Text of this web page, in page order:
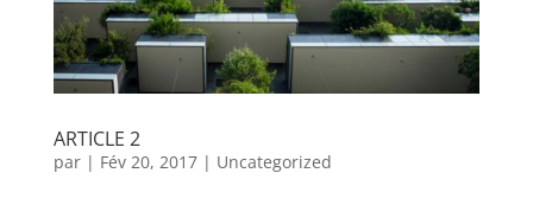
ARTICLE 2
par | Fév 20, 2017| Uncategorized